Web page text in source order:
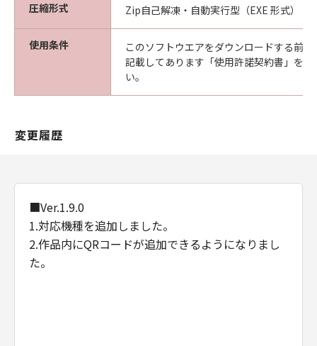
圧縮形式 Zip自己解凍・自動実行型（EXE 形式）
使用条件
このソフトウエアをダウンロードする前
記載してあります「使用許諾契約書」を
い。
変更履歴
■Ver.1.9.0
1.対応機種を追加しました。
2.作品内にQRコードが追加できるようになりまし
た。